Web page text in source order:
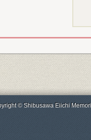
© Shibusawa Eiichi